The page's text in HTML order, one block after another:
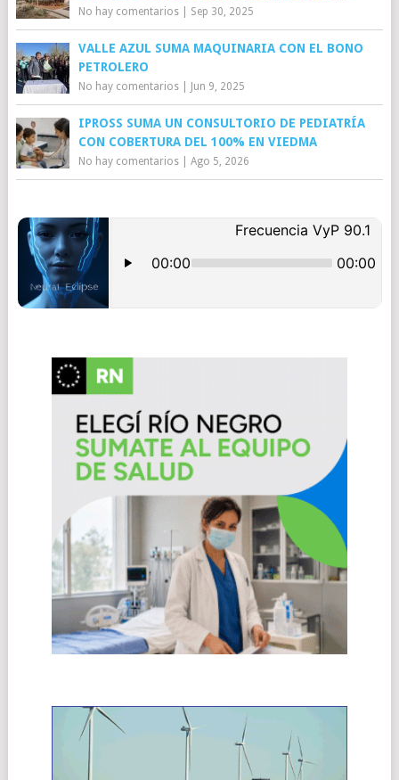
No hay comentarios| Sep 30, 2025
VALLE AZUL SUMA MAQUINARIA CON EL BONO
PETROLERO
No hay comentarios| Jun 9, 2025
IPROSS SUMA UN CONSULTORIO DE PEDIATRÍA
CON COBERTURA DEL 100% EN VIEDMA
No hay comentarios| Ago 5, 2026